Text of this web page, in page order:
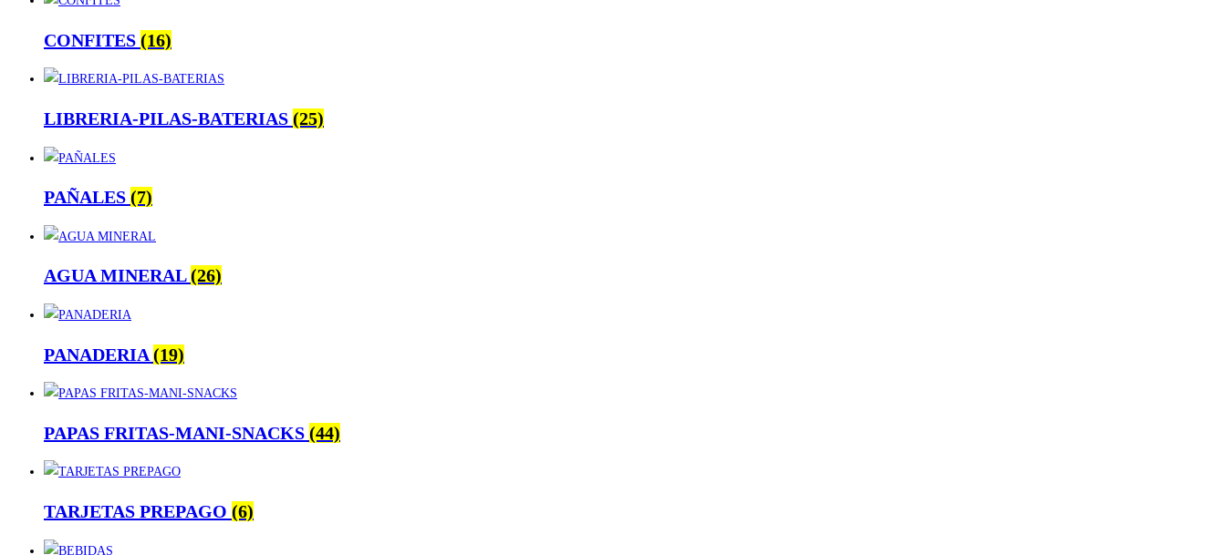
CONFITES (16)
LIBRERIA-PILAS-BATERIAS (25)
PAÑALES (7)
AGUA MINERAL(26)
PANADERIA(19)
PAPAS FRITAS-MANI-SNACKS (44)
TARJETAS PREPAGO (6)